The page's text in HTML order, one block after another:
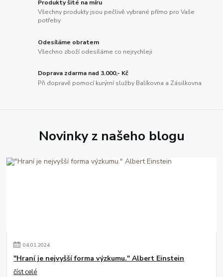
Produkty šité na míru
Všechny produkty jsou pečlivě vybrané přímo pro Vaše
potřeby
Odesíláme obratem
Všechno zboží odesíláme co nejrychleji
Doprava zdarma nad 3.000,- Kč
Při dopravě pomocí kurýrní služby Balíkovna a Zásilkovna
Novinky z našeho blogu
04.01.2024
"Hraní je nejvyšší forma výzkumu." Albert Einstein
číst celé